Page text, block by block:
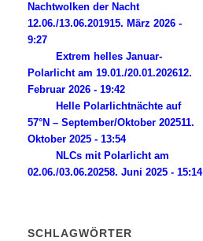
Nachtwolken der Nacht
12.06./13.06.201915. März 2026 -
9:27
Extrem helles Januar-
Polarlicht am 19.01./20.01.202612.
Februar 2026 - 19:42
Helle Polarlichtnächte auf
57°N – September/Oktober 202511.
Oktober 2025 - 13:54
NLCs mit Polarlicht am
02.06./03.06.20258. Juni 2025 - 15:14
SCHLAGWÖRTER